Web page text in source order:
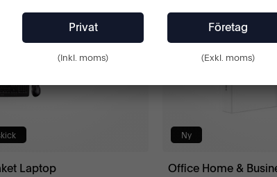
Laptop
Ny
Office Home &
(Inkl. moms) (Exkl. moms)